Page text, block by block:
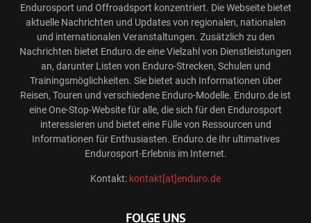
Endurosport und Offroadsport konzentriert. Die Webseite bietet
aktuelle Nachrichten und Updates von regionalen, nationalen
und internationalen Veranstaltungen. Zusätzlich zu den
Nachrichten bietet Enduro.de eine Vielzahl von Dienstleistungen
an, darunter Listen von Enduro-Strecken, Schulen und
Trainingsmöglichkeiten. Sie bietet auch Informationen über
Reisen, Touren und verschiedene Enduro-Modelle. Enduro.de ist
eine One-Stop-Website für alle, die sich für den Endurosport
interessieren und bietet eine Fülle von Ressourcen und
Informationen für Enthusiasten. Enduro.de Ihr ultimatives
Endurosport-Erlebnis im Internet.
Kontakt: kontakt[at]enduro.de
FOLGE UNS